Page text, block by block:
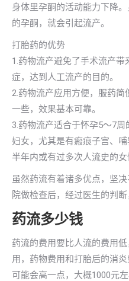
身体里孕酮的活动能力下降
的孕酮，就会引起流产。
打胎药的优势
1.药物流产避免了手术流产
症，达到人工流产的目的。
2.药物流产应用方便，服药
一些，效果基本可靠。
3.药物流产适合于怀孕5～7
妇女，尤其是有瘢痕子宫、
半年内或有过多次人流史的女
虽然药流有着诸多优点，坚
院做检查后，经过医生的判
药流多少钱
药流的费用要比人流的费用
用，药物费用和打胎后的消
可能会高一点，大概1000元左